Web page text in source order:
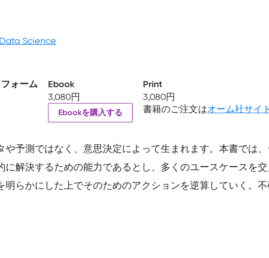
Science
ォーム Ebook
3,080円
Ebookを購入する
Print
3,080円
書籍のご注文はオーム社サイ
予測ではなく、意思決定によって生まれます。本書では
解決するための能力であるとし、多くのユースケースを
らかにした上でそのためのアクションを逆算していく。